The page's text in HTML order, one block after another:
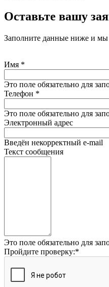
Оставьте вашу
Заполните данные ниже и
Имя *
Это поле обязательно для
Телефон *
Это поле обязательно для
Электронный адрес
Введён некорректный e-mail
Текст сообщения
Это поле обязательно для
Пройдите проверку:*